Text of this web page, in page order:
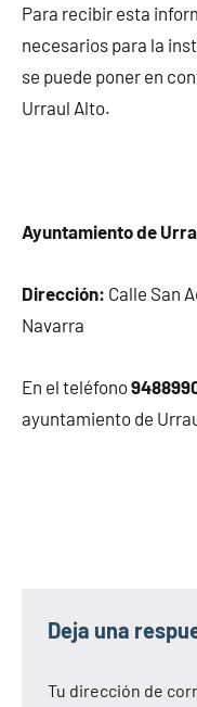
Para recibir esta
necesarios para la
se puede poner en
Urraul Alto.
Ayuntamiento de
Dirección: Calle San
Navarra
En el teléfono
ayuntamiento de
Deja una
Tu dirección de